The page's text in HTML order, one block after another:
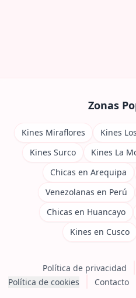
Zonas
Kines Miraflores Kines
Kines Surco
Kines La
Chicas en Arequipa
Venezolanas en Perú
Chicas en Huancayo
Kines en Cusco
Política de privacidad
Política de cookies
Contacto